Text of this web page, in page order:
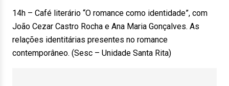
14h – Café literário “O romance como identidade”, com
João Cezar Castro Rocha e Ana Maria Gonçalves. As
relações identitárias presentes no romance
contemporâneo. (Sesc – Unidade Santa Rita)